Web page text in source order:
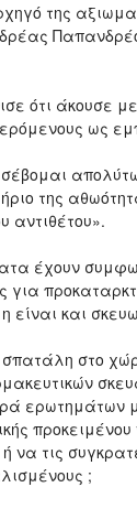
της
ότι άκουσε
ως
της
αντιθέτου».
έχουν
για
είναι και
στο
τις
;